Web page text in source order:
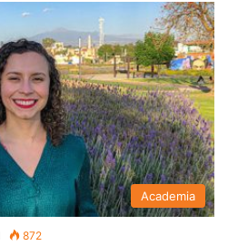
Academia
872